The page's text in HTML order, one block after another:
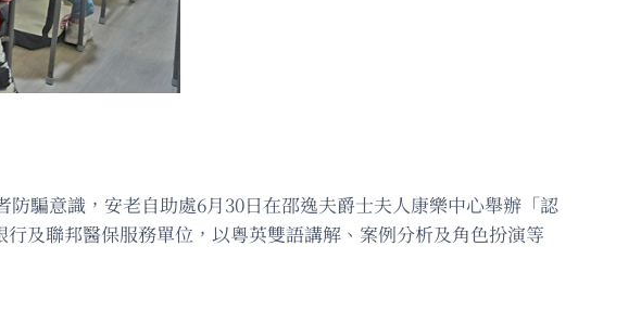
騙意識，安老自助處6月30日在邵逸夫爵士夫人康樂中心舉辦「認
及聯邦醫保服務單位，以粵英雙語講解、案例分析及角色扮演等